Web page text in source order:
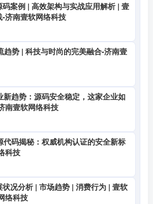
案例 | 高效架构与实战应用解析 | 壹
济南壹软网络科技
趋势 | 科技与时尚的完美融合-济南壹
新趋势：源码安全稳定，这家企业如
南壹软网络科技
代码揭秘：权威机构认证的安全新标
科技
况分析 | 市场趋势 | 消费行为 | 壹软
络科技